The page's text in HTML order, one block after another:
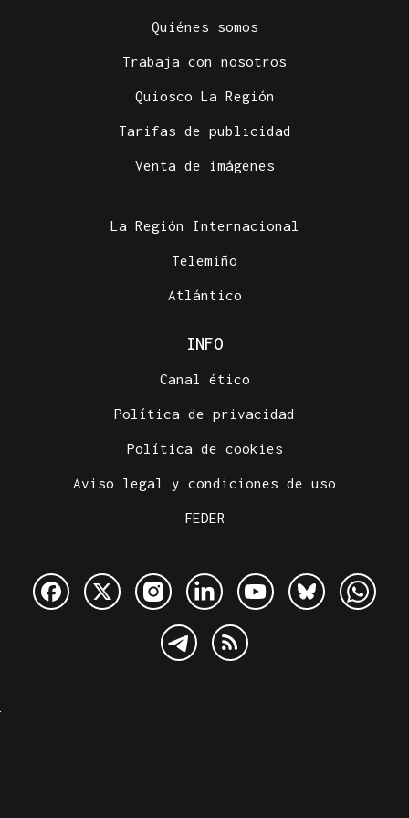
Quiénes somos
Trabaja con nosotros
Quiosco La Región
Tarifas de publicidad
Venta de imágenes
La Región Internacional
Telemiño
Atlántico
INFO
Canal ético
Política de privacidad
Política de cookies
Aviso legal y condiciones de uso
FEDER